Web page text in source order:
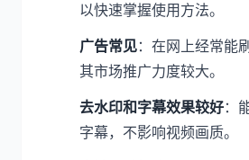
以快速掌握使用方法。
广告常见：在网上经常能
其市场推广力度较大。
去水印和字幕效果较好：
字幕，不影响视频画质。